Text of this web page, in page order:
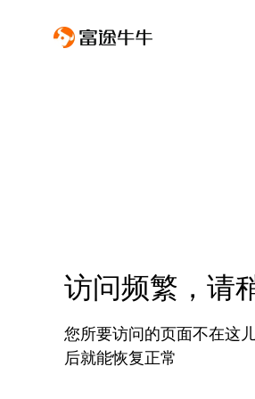
访问频繁，请
您所要访问的页面不在这
后就能恢复正常